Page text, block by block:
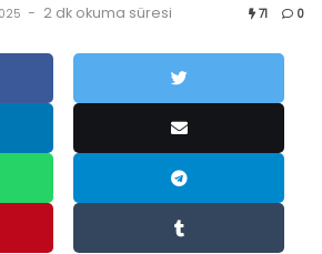
- 2 dk okuma süresi 71 0